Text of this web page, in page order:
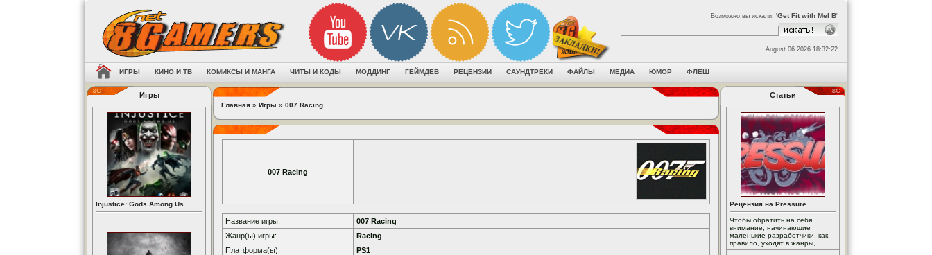
Возможно вы искали: 'Get Fit with Mel B'
August 06 2026 18:32:22
ИГРЫ КИНО И ТВ КОМИКСЫ И МАНГА ЧИТЫ И КОДЫ МОДДИНГ ГЕЙМДЕВ РЕЦЕНЗИИ САУНДТРЕКИ ФАЙЛЫ МЕДИА ЮМОР ФЛЕШ
Игры
Injustice: Gods Among Us
Главная » Игры » 007 Racing
007 Racing
Название игры:
007 Racing
Жанр(ы) игры:
Racing
Платформа(ы):
PS1
Статьи
Рецензия на Pressure
Чтобы обратить на себя
внимание, начинающие
маленькие разработчики, как
правило, уходят в жанры, ...